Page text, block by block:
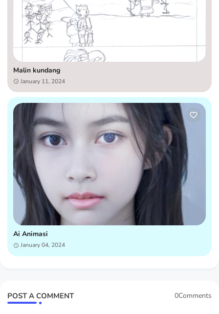
Malin kundang
January 11, 2024
Ai Animasi
January 04, 2024
POST A COMMENT 0Comments